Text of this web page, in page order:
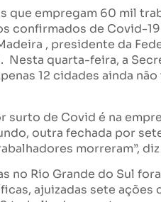
que empregam 60 mil
confirmados de Covid-
, presidente da
Nesta quarta-feira, a
12 cidades ainda
surto de Covid é na
outra fechada por
morreram”,
no Rio Grande do Sul
ajuizadas sete ações